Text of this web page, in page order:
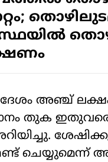
അഞ്ച് ലക്ഷം
തുക
ചെയ്യുമെന്ന്